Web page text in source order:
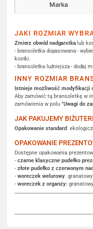
Marka
JAKI ROZMIAR
Zmierz obwód nadgarstkalub
- bransoletka dopasowana -
kostki.
- bransoletka luźniejsza - dodaj
INNY ROZMIAR
Istnieje możliwość modyfikacji
Aby zamówić tą bransoletkę w
zamówienia w polu "Uwagi do
JAK PAKUJEMY
Opakowanie standard:
OPAKOWANIE
Dostępne opakowania
- czarne klasyczne pudełko
- złote pudełko z czerwonym
- woreczek welurowy:
- woreczek z organzy: